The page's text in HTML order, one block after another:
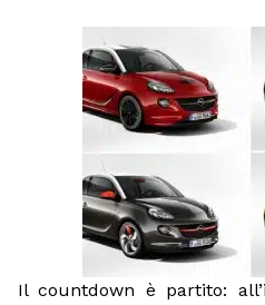
Il countdown è partito: